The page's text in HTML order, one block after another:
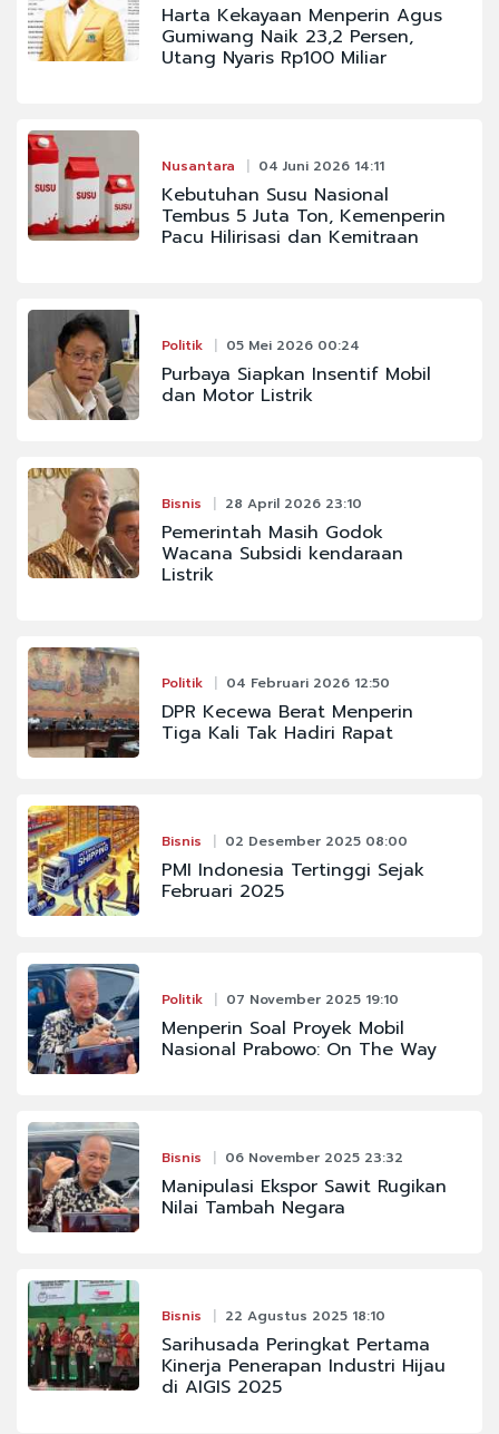
Harta Kekayaan Menperin Agus
Gumiwang Naik 23,2 Persen,
Utang Nyaris Rp100 Miliar
Nusantara 04 Juni 2026 14:11
Kebutuhan Susu Nasional
Tembus 5 Juta Ton, Kemenperin
Pacu Hilirisasi dan Kemitraan
Politik 05 Mei 2026 00:24
Purbaya Siapkan Insentif Mobil
dan Motor Listrik
Bisnis 28 April 2026 23:10
Pemerintah Masih Godok
Wacana Subsidi kendaraan
Listrik
Politik 04 Februari 2026 12:50
DPR Kecewa Berat Menperin
Tiga Kali Tak Hadiri Rapat
Bisnis 02 Desember 2025 08:00
PMI Indonesia Tertinggi Sejak
Februari 2025
Politik 07 November 2025 19:10
Menperin Soal Proyek Mobil
Nasional Prabowo: On The Way
Bisnis 06 November 2025 23:32
Manipulasi Ekspor Sawit Rugikan
Nilai Tambah Negara
Bisnis 22 Agustus 2025 18:10
Sarihusada Peringkat Pertama
Kinerja Penerapan Industri Hijau
di AIGIS 2025